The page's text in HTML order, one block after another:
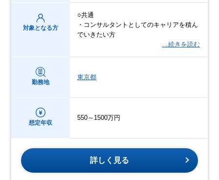
対象となる方
○共通
・コンサルタントとしてのキャリアを積ん
でいきたい方
…続きを読む
勤務地
東京都
想定年収
550～1500万円
詳しく見る